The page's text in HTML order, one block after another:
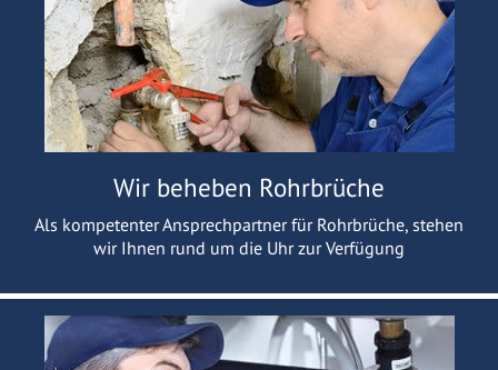
Wir beheben Rohrbrüche
Als kompetenter Ansprechpartner für Rohrbrüche, stehen
wir Ihnen rund um die Uhr zur Verfügung